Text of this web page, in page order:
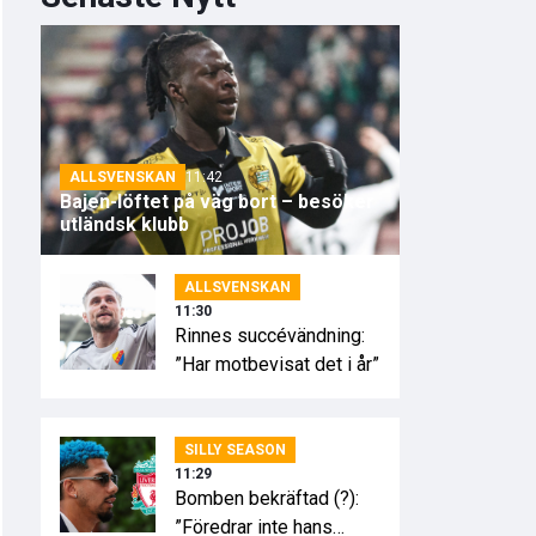
ALLSVENSKAN 11:42
Bajen-löftet på väg bort – besöker
utländsk klubb
ALLSVENSKAN
11:30
Rinnes succévändning:
”Har motbevisat det i år”
SILLY SEASON
11:29
Bomben bekräftad (?):
”Föredrar inte hans